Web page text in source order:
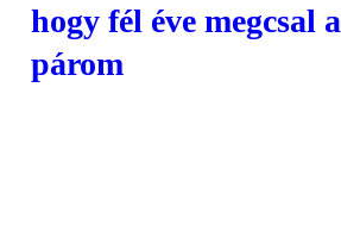
hogy fél éve megcsal a
párom